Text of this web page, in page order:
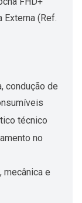
Externa (Ref.
condução de
técnico
no
mecânica e